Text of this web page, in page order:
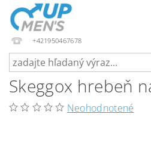
+421950467678
Skeggox hrebeň
Neohodnotené